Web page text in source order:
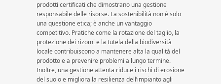
prodotti certificati che dimostrano una gestione
responsabile delle risorse. La sostenibilità non è solo
una questione etica; è anche un vantaggio
competitivo. Pratiche come la rotazione del taglio, la
protezione dei rizomi e la tutela della biodiversità
locale contribuiscono a mantenere alta la qualità del
prodotto e a prevenire problemi a lungo termine.
Inoltre, una gestione attenta riduce i rischi di erosione
del suolo e migliora la resilienza dell’impianto agli